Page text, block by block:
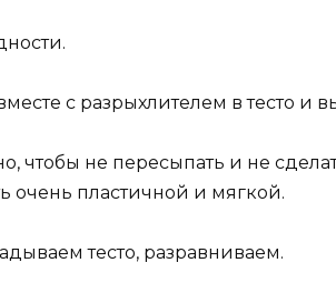
с разрыхлителем в тесто и
чтобы не пересыпать и не
очень пластичной и мягкой.
тесто, разравниваем.